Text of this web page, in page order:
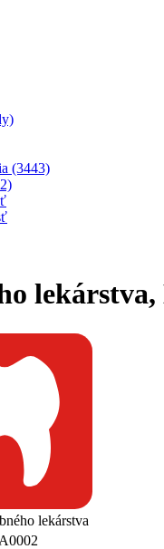
(3443)
lekárstva